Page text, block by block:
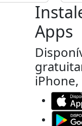
Apps